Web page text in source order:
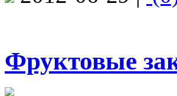
Фруктовые